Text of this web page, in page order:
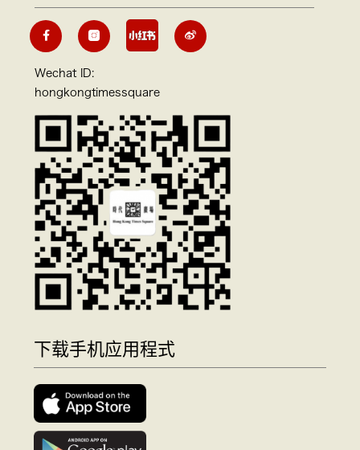
Wechat ID:
hongkongtimessquare
下载手机应用程式